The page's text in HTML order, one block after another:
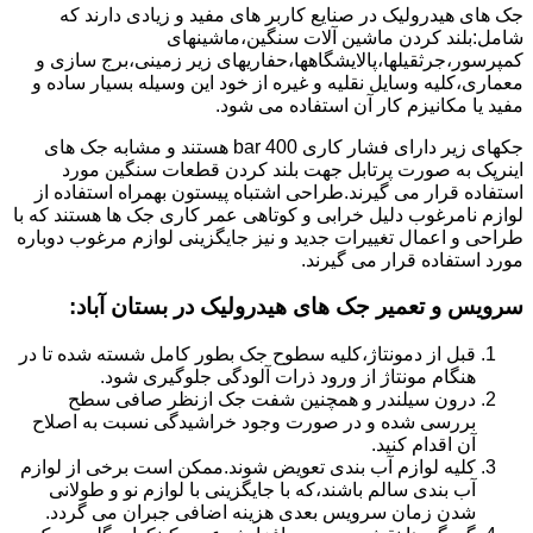
جک های هیدرولیک در صنایع کاربر های مفید و زیادی دارند که
شامل:بلند کردن ماشین آلات سنگین،ماشینهای
کمپرسور،جرثقیلها،پالایشگاهها،حفاریهای زیر زمینی،برج سازی و
معماری،کلیه وسایل نقلیه و غیره از خود این وسیله بسیار ساده و
مفید یا مکانیزم کار آن استفاده می شود.
جکهای زیر دارای فشار کاری 400 bar هستند و مشابه جک های
اینرپک به صورت پرتابل جهت بلند کردن قطعات سنگین مورد
استفاده قرار می گیرند.طراحی اشتباه پیستون بهمراه استفاده از
لوازم نامرغوب دلیل خرابی و کوتاهی عمر کاری جک ها هستند که با
طراحی و اعمال تغییرات جدید و نیز جایگزینی لوازم مرغوب دوباره
مورد استفاده قرار می گیرند.
سرویس و تعمیر جک های هیدرولیک در بستان آباد:
قبل از دمونتاژ،کلیه سطوح جک بطور کامل شسته شده تا در
هنگام مونتاژ از ورود ذرات آلودگی جلوگیری شود.
درون سیلندر و همچنین شفت جک ازنظر صافی سطح
بررسی شده و در صورت وجود خراشیدگی نسبت به اصلاح
آن اقدام کنید.
کلیه لوازم آب بندی تعویض شوند.ممکن است برخی از لوازم
آب بندی سالم باشند،که با جایگزینی با لوازم نو و طولانی
شدن زمان سرویس بعدی هزینه اضافی جبران می گردد.